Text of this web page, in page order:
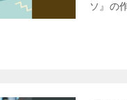
ソ』の